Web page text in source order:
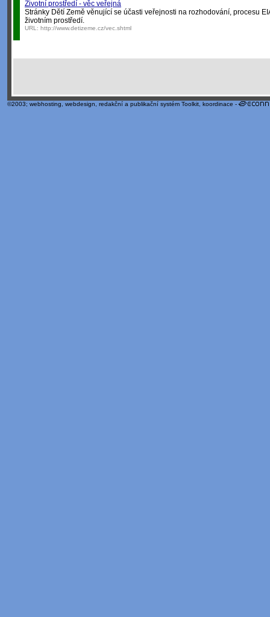
Životní prostředí - věc veřejná
Stránky Dětí Země věnující se účasti veřejnosti na rozhodování, procesu
životním prostředí.
URL: http://www.detizeme.cz/vec.shtml
©2003; webhosting webdesign redakční a publikační systém Toolkit , koordinace -